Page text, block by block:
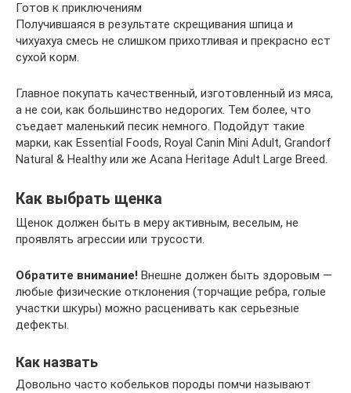
Готов к приключениям
Получившаяся в результате скрещивания шпица и
чихуахуа смесь не слишком прихотливая и прекрасно ест
сухой корм.
Главное покупать качественный, изготовленный из мяса,
а не сои, как большинство недорогих. Тем более, что
съедает маленький песик немного. Подойдут такие
марки, как Essential Foods, Royal Canin Mini Adult, Grandorf
Natural & Healthy или же Acana Heritage Adult Large Breed.
Как выбрать щенка
Щенок должен быть в меру активным, веселым, не
проявлять агрессии или трусости.
Обратите внимание! Внешне должен быть здоровым —
любые физические отклонения (торчащие ребра, голые
участки шкуры) можно расценивать как серьезные
дефекты.
Как назвать
Довольно часто кобельков породы помчи называют